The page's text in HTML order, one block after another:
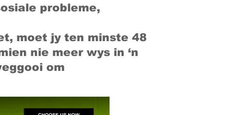
probleme,
moet jy ten minste 48
nie meer wys in ‘n
om